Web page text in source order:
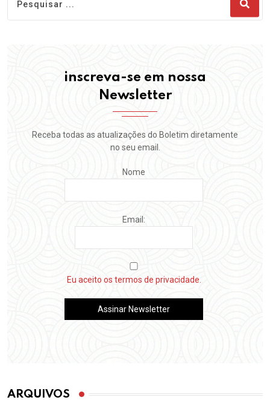
inscreva-se em nossa
Newsletter
Receba todas as atualizações do Boletim diretamente
no seu email.
Nome
Email:
Eu aceito os termos de privacidade.
ARQUIVOS